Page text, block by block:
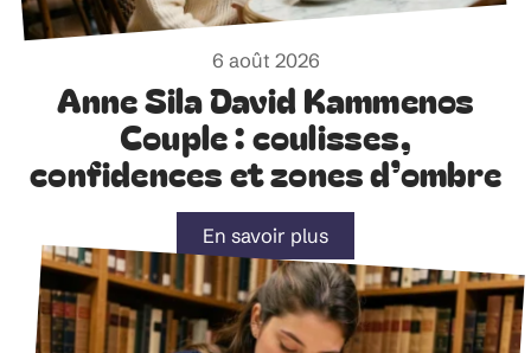
6 août 2026
Anne Sila David Kammenos
Couple : coulisses,
confidences et zones d’ombre
En savoir plus